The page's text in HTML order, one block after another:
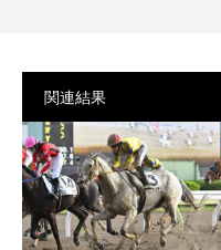
関連結果